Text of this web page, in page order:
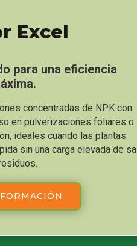
Excel
para una eficiencia
concentradas de NPK con
en pulverizaciones foliares o
ideales cuando las plantas
sin una carga elevada de sal